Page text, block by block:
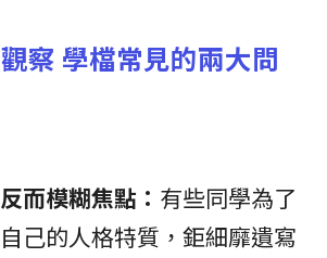
察 學檔常見的兩大問
而模糊焦點： 有些同學為了
己的人格特質，鉅細靡遺寫